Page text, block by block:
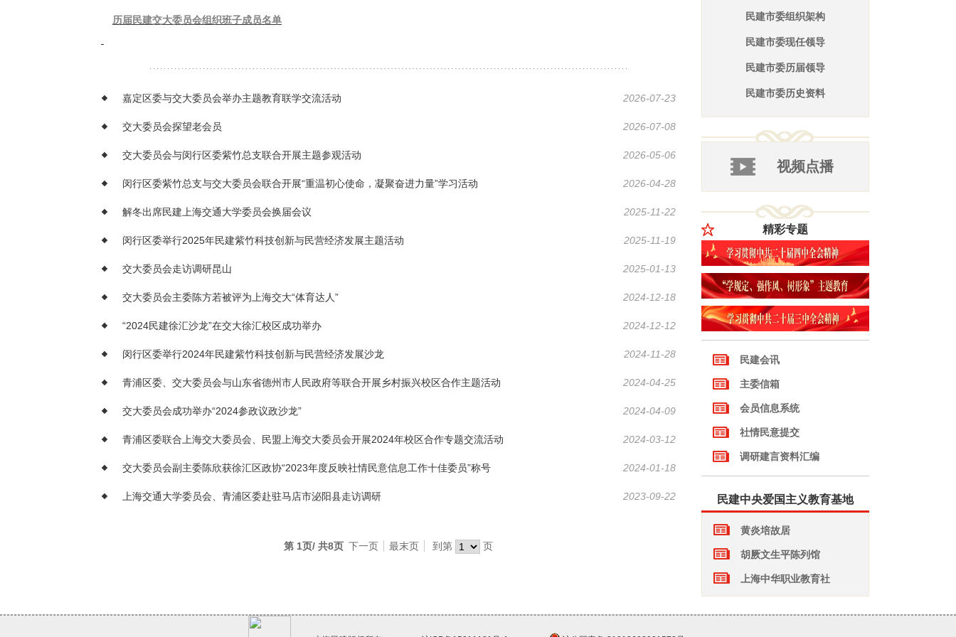
历届民建交大委员会组织班子成员名单
嘉定区委与交大委员会举办主题教育联学交流活动 2026-07-23
交大委员会探望老会员 2026-07-08
交大委员会与闵行区委紫竹总支联合开展主题参观活动 2026-05-06
闵行区委紫竹总支与交大委员会联合开展“重温初心使命，凝聚奋进力量”学习活动 2026-04-28
解冬出席民建上海交通大学委员会换届会议 2025-11-22
闵行区委举行2025年民建紫竹科技创新与民营经济发展主题活动 2025-11-19
交大委员会走访调研昆山 2025-01-13
交大委员会主委陈方若被评为上海交大“体育达人” 2024-12-18
“2024民建徐汇沙龙”在交大徐汇校区成功举办 2024-12-12
闵行区委举行2024年民建紫竹科技创新与民营经济发展沙龙 2024-11-28
青浦区委、交大委员会与山东省德州市人民政府等联合开展乡村振兴校区合作主题活动 2024-04-25
交大委员会成功举办“2024参政议政沙龙” 2024-04-09
青浦区委联合上海交大委员会、民盟上海交大委员会开展2024年校区合作专题交流活动 2024-03-12
交大委员会副主委陈欣获徐汇区政协“2023年度反映社情民意信息工作十佳委员”称号 2024-01-18
上海交通大学委员会、青浦区委赴驻马店市泌阳县走访调研 2023-09-22
第 1页/ 共8页 下一页 最末页 到第 页